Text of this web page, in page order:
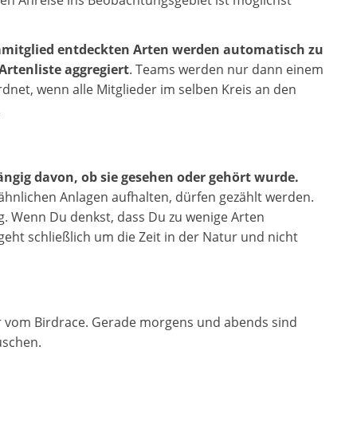
entdeckten Arten werden automatisch zu
aggregiert. Teams werden nur dann einem
wenn alle Mitglieder im selben Kreis an den
davon, ob sie gesehen oder gehört wurde.
Anlagen aufhalten, dürfen gezählt werden.
Wenn Du denkst, dass Du zu wenige Arten
schließlich um die Zeit in der Natur und nicht
Birdrace. Gerade morgens und abends sind